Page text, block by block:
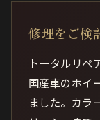
修理をご検
トータルリペ
国産車のホイ
ました。カラ